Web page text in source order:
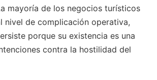
mayoría de los negocios turísticos
nivel de complicación operativa,
porque su existencia es una
contra la hostilidad del